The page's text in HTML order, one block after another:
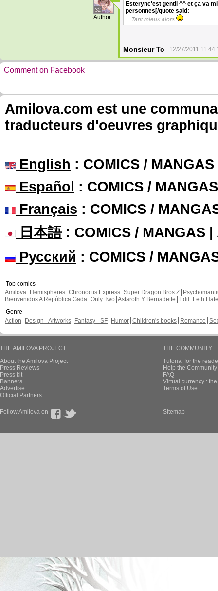
32
Author
Esterync'est gentil ^^ et ça va
personnes[/quote said:
Tant mieux alors
Monsieur To 12/27/2011
Comment on Facebook
Amilova.com est une
traducteurs d'oeuvres
English : COMICS /
Español : COMICS /
Français : COMICS /
日本語: COMICS / MANGAS |
Русский : COMICS /
Top comics
Amilova
Hemispheres Chronoctis Express Super Dragon Bros Z
Bienvenidos A República Gada Only Two Astaroth Y Bernadette Edil
Leth Hate
Genre
Action
Design - Artworks Fantasy - SF Humor Children's books Romance
THE AMILOVA PROJECT
About the Amilova Project
Press Reviews
Press kit
Banners
Advertise
Official Partners
THE COMMUNITY
Tutorial for the
Help the
FAQ
Virtual currency :
Terms of Use
Follow Amilova on Sitemap